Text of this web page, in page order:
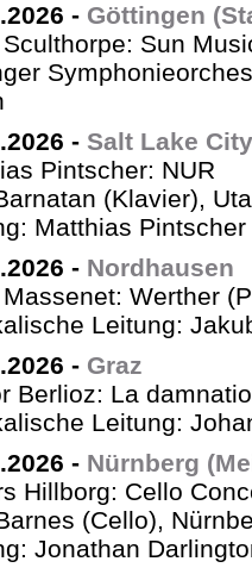
- Göttingen
Sun
- Salt Lake
Pintscher: NUR
(Klavier),
Matthias Pintscher
- Nordhausen
Werther
Leitung:
- Graz
Berlioz: La
Leitung:
- Nürnberg
Hillborg: Cello
(Cello),
Jonathan